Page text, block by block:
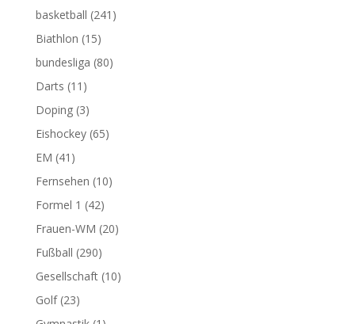
basketball (241)
Biathlon (15)
bundesliga (80)
Darts (11)
Doping(3)
Eishockey(65)
EM (41)
Fernsehen (10)
Formel 1 (42)
Frauen-WM (20)
Fußball (290)
Gesellschaft(10)
Golf(23)